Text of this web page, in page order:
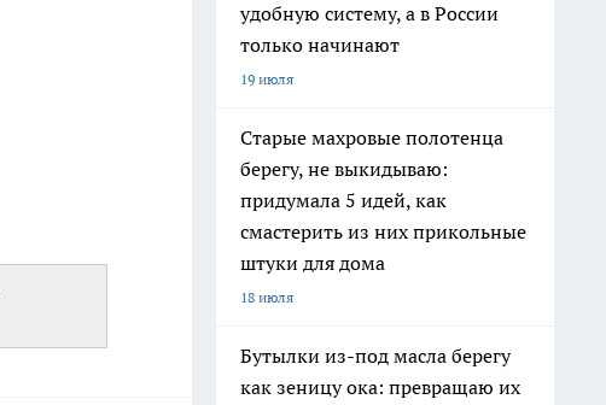
удобную систему, а в России
только начинают
19 июля
Старые махровые полотенца
берегу, не выкидываю:
придумала 5 идей, как
смастерить из них прикольные
штуки для дома
18 июля
Бутылки из-под масла берегу
как зеницу ока: превращаю их